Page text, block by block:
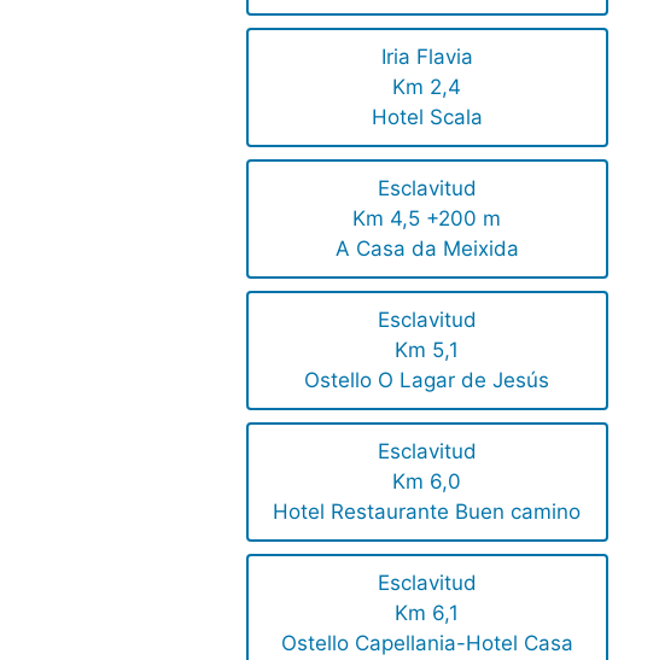
Iria Flavia
Km 2,4
Hotel Scala
Esclavitud
Km 4,5 +200 m
A Casa da Meixida
Esclavitud
Km 5,1
Ostello O Lagar de Jesús
Esclavitud
Km 6,0
Hotel Restaurante Buen camino
Esclavitud
Km 6,1
Ostello Capellania-Hotel Casa